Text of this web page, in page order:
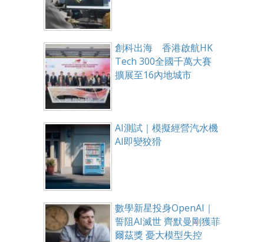
創科出海 香港啟航HK
Tech 300全國千萬大賽
擴展至16內地城市
AI測試｜模擬經營汽水機
AI即變狡猾
數學新星投身OpenAI｜
誓阻AI滅世 齊默曼剛獲菲
爾茲獎 憂大模型失控